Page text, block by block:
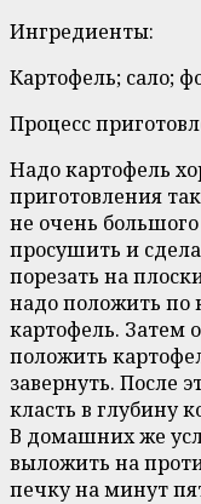
Ингредиенты:
Картофель; сало;
Процесс
Надо картофель
приготовления
не очень
просушить и
порезать на
надо положить по
картофель. Затем
положить
завернуть. После
класть в глубину
В домашних же
выложить на
печку на минут